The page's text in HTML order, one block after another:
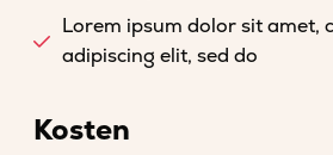
Lorem ipsum dolor sit amet,
adipiscing elit, sed do
Kosten